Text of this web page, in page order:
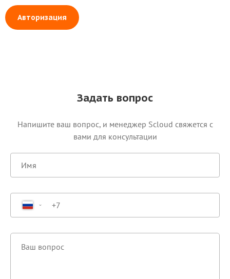
Авторизация
Задать вопрос
Напишите ваш вопрос, и менеджер Scloud свяжется c
вами для консультации